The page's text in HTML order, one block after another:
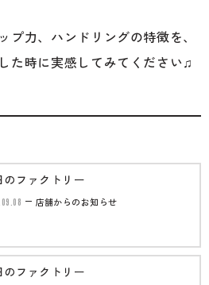
プ力、ハンドリングの特徴を、
た時に実感してみてください♫
のファクトリー
店舗からのお知らせ
のファクトリー